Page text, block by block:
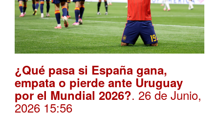
¿Qué pasa si España gana,
empata o pierde ante Uruguay
por el Mundial 2026?. 26 de Junio,
2026 15:56